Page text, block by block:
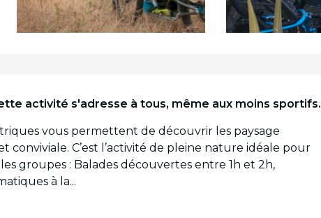
activité s'adresse à tous, même aux moins sportifs.
vous permettent de découvrir les paysage
conviviale. C’est l’activité de pleine nature idéale pour
groupes : Balades découvertes entre 1h et 2h,
à la...